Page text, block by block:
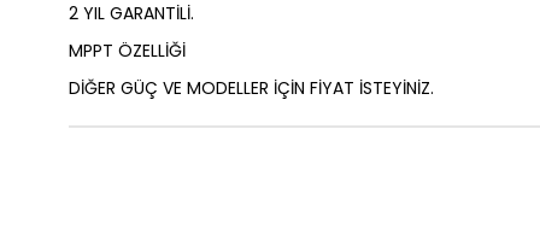
2 YIL GARANTİLİ.
MPPT ÖZELLİĞİ
DİĞER GÜÇ VE MODELLER İÇİN FİYAT İSTEYİNİZ.